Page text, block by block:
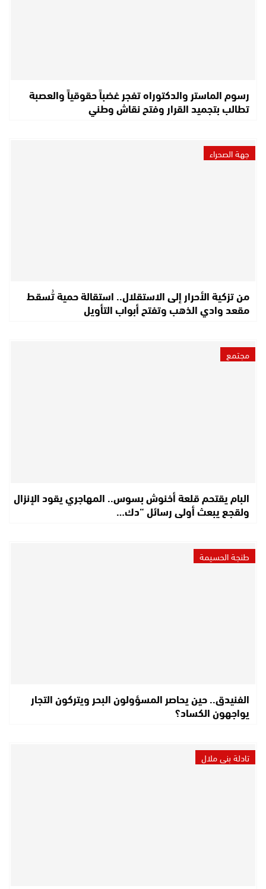
رسوم الماستر والدكتوراه تفجر غضباً حقوقياً والعصبة
تطالب بتجميد القرار وفتح نقاش وطني
جهة الصحراء
من تزكية الأحرار إلى الاستقلال.. استقالة حمية تُسقط
مقعد وادي الذهب وتفتح أبواب التأويل
مجتمع
البام يقتحم قلعة أخنوش بسوس.. المهاجري يقود الإنزال
ولقجع يبعث أولى رسائل “دك…
طنجة الحسيمة
الفنيدق.. حين يحاصر المسؤولون البحر ويتركون التجار
يواجهون الكساد؟
تادلة بني ملال